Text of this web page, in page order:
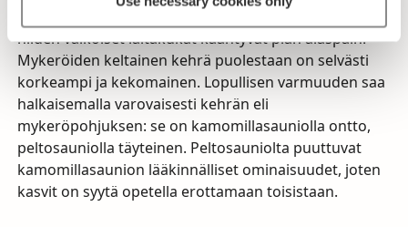
enemmän mykeröitä, ne ovat selvästi pienempiä ja
niiden valkoiset laitakukat kääntyvät pian alaspäin.
Mykeröiden keltainen kehrä puolestaan on selvästi
korkeampi ja kekomainen. Lopullisen varmuuden saa
halkaisemalla varovaisesti kehrän eli
mykeröpohjuksen: se on kamomillasauniolla ontto,
peltosauniolla täyteinen. Peltosauniolta puuttuvat
kamomillasaunion lääkinnälliset ominaisuudet, joten
kasvit on syytä opetella erottamaan toisistaan.